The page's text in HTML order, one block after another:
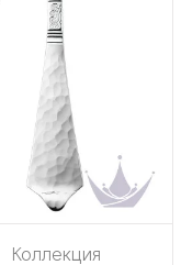
Коллекция